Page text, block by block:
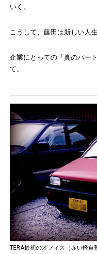
いく。
こうして、藤田は新しい人
企業にとっての「真のパー
て。
TERA最初のオフィス（赤い軽自